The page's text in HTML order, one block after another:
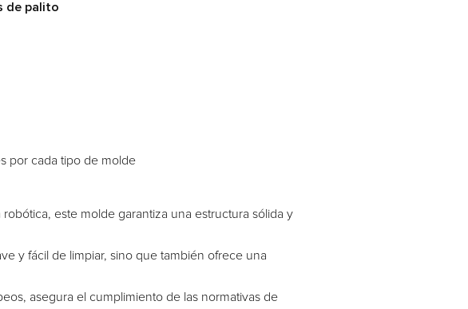
de palito
por cada tipo de molde
este molde garantiza una estructura sólida y
y fácil de limpiar, sino que también ofrece una
asegura el cumplimiento de las normativas de